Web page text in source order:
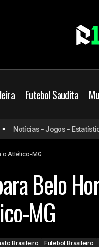
Futebol Saudita
MG Brasil Campeonato
da bola
Palmeiras
Notícias - Jogos - Estatísticas
o Atlético-MG
Belo
MG
Brasileiro Futebol Brasileiro